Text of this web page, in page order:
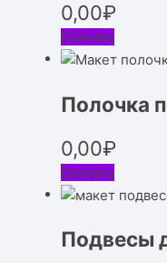
0,00₽
Скачать
Полочка
0,00₽
Скачать
Подвесы